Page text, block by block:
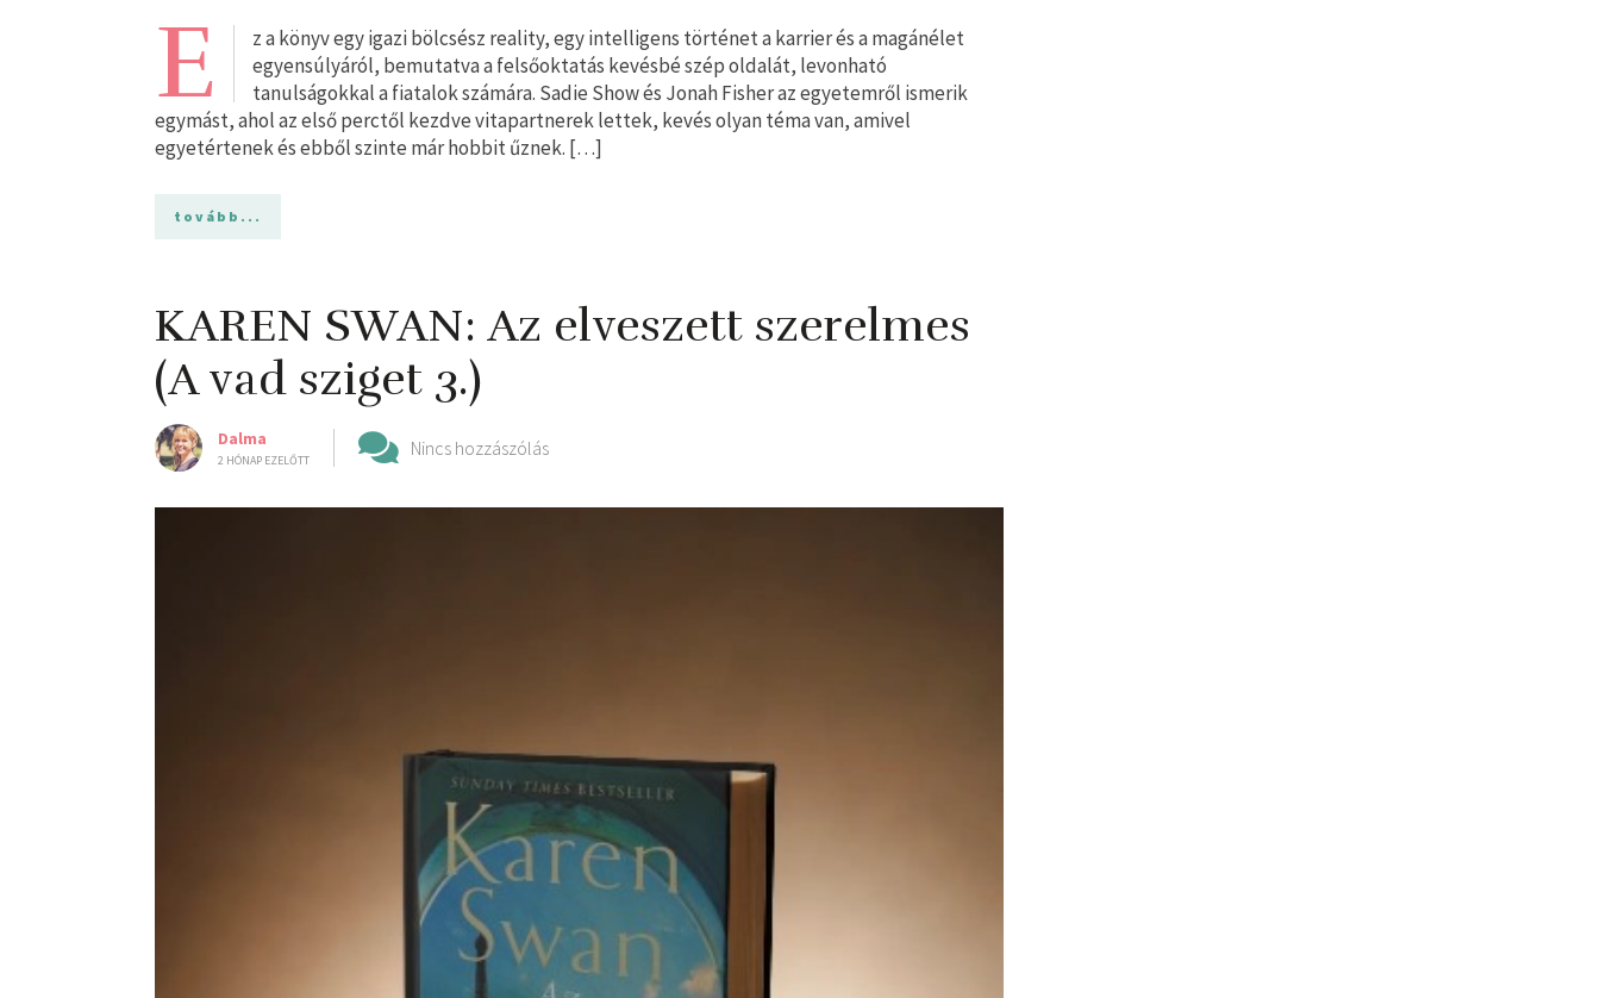
E
z a könyv egy igazi bölcsész reality, egy intelligens történet a karrier és a magánélet
egyensúlyáról, bemutatva a felsőoktatás kevésbé szép oldalát, levonható
tanulságokkal a fiatalok számára. Sadie Show és Jonah Fisher az egyetemről ismerik
egymást, ahol az első perctől kezdve vitapartnerek lettek, kevés olyan téma van, amivel
egyetértenek és ebből szinte már hobbit űznek. […]
tovább...
KAREN SWAN: Az ​elveszett szerelmes
(A vad sziget 3.)
Dalma
2 HÓNAP EZELŐTT
Nincs hozzászólás